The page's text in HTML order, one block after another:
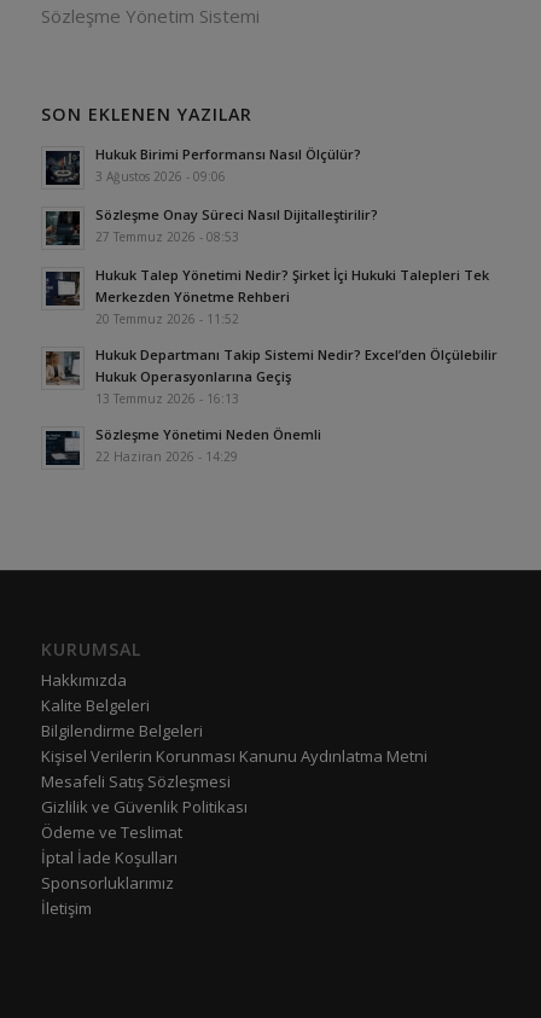
Sözleşme Yönetim Sistemi
SON EKLENEN YAZILAR
Hukuk Birimi Performansı Nasıl Ölçülür?
3 Ağustos 2026 - 09:06
Sözleşme Onay Süreci Nasıl Dijitalleştirilir?
27 Temmuz 2026 - 08:53
Hukuk Talep Yönetimi Nedir? Şirket İçi Hukuki Talepleri Tek
Merkezden Yönetme Rehberi
20 Temmuz 2026 - 11:52
Hukuk Departmanı Takip Sistemi Nedir? Excel’den Ölçülebilir
Hukuk Operasyonlarına Geçiş
13 Temmuz 2026 - 16:13
Sözleşme Yönetimi Neden Önemli
22 Haziran 2026 - 14:29
KURUMSAL
Hakkımızda
Kalite Belgeleri
Bilgilendirme Belgeleri
Kişisel Verilerin Korunması Kanunu Aydınlatma Metni
Mesafeli Satış Sözleşmesi
Gizlilik ve Güvenlik Politikası
Ödeme ve Teslimat
İptal İade Koşulları
Sponsorluklarımız
İletişim